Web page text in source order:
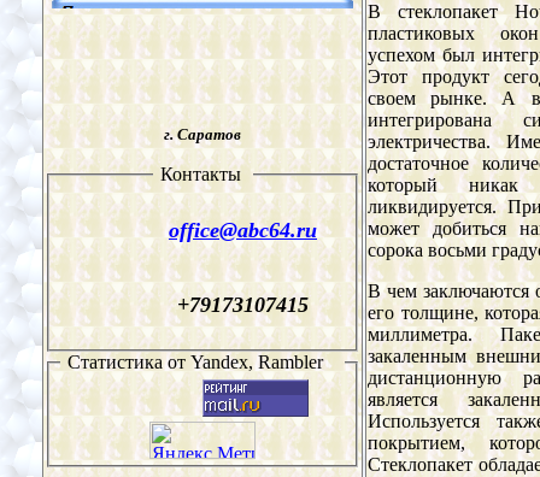
г. Саратов
Контакты
office@abc64.ru
+79173107415
Статистика от Yandex, Rambler
В стеклопакет
пластиковых
успехом был
Этот продукт
своем рынке. А в
электричества.
достаточное
который
ликвидируется.
может добиться
сорока восьми
В чем заключаются
его толщине,
миллиметра.
закаленным
дистанционную
является
Используется
покрытием,
Стеклопакет